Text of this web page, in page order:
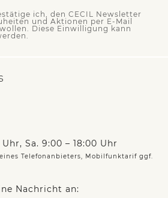
ich, den CECIL Newsletter
und Aktionen per E-Mail
Diese Einwilligung kann
Sa. 9:00 – 18:00 Uhr
Telefonanbieters, Mobilfunktarif ggf.
Nachricht an: